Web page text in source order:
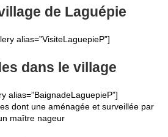
de Laguépie
alias=”VisiteLaguepieP”]
dans le village
alias=”BaignadeLaguepieP”]
dont une aménagée et surveillée par
maître nageur